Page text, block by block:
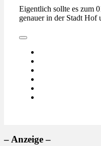
Eigentlich sollte es zum
genauer in der Stadt
– Anzeige –